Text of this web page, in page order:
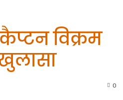
विक्रम
खुलासा
0